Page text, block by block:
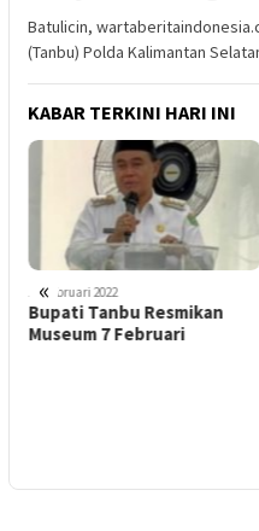
Batulicin,
(Tanbu) Polda Kalimantan
KABAR TERKINI HARI INI
«
16 Februari 2022
Bupati Tanbu Resmikan
Museum 7 Februari